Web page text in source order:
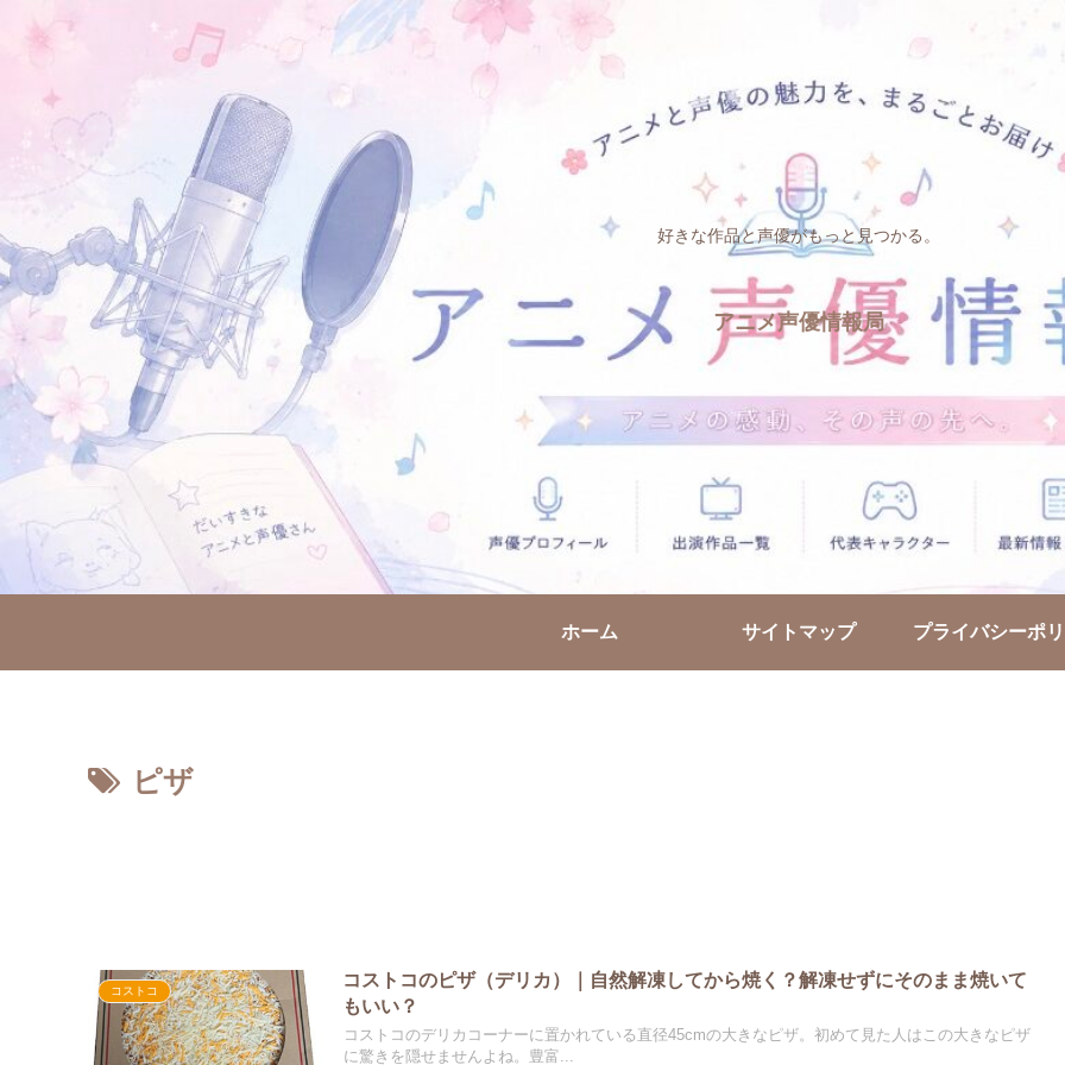
好きな作品と声優がもっと見つかる。
アニメ声優情報局
ホーム サイトマップ プライバシーポ
ピザ
コストコ
コストコのピザ（デリカ）｜自然解凍してから焼く？解凍せずにそのまま焼いて
もいい？
コストコのデリカコーナーに置かれている直径45cmの大きなピザ。初めて見た人はこの大きなピザ
に驚きを隠せませんよね。豊富...